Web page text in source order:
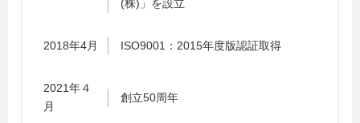
(株)」を設立
2018年4月 ISO9001：2015年度版認証取得
2021年４
月
創立50周年